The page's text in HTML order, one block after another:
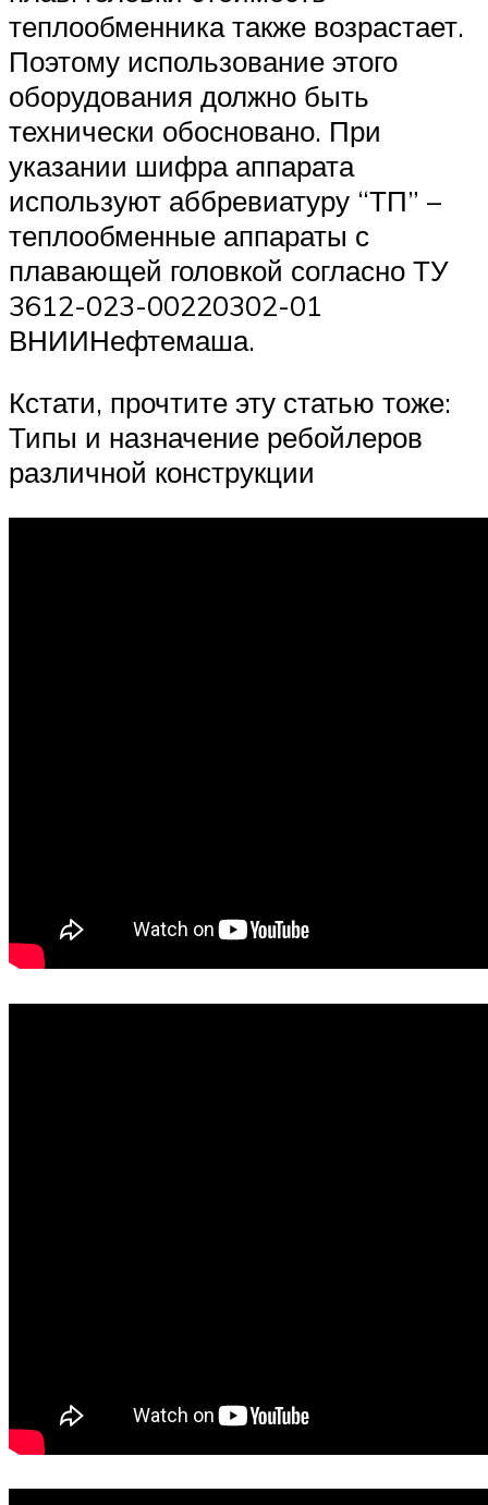
теплообменника также возрастает.
Поэтому использование этого
оборудования должно быть
технически обосновано. При
указании шифра аппарата
используют аббревиатуру “ТП” –
теплообменные аппараты с
плавающей головкой согласно ТУ
3612-023-00220302-01
ВНИИНефтемаша.
Кстати, прочтите эту статью тоже:
Типы и назначение ребойлеров
различной конструкции